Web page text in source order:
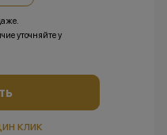
уточняйте у
клик